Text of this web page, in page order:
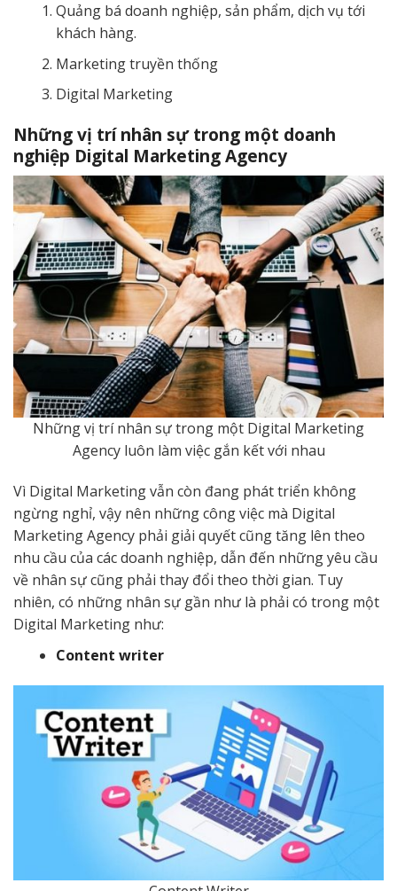
Quảng bá doanh nghiệp, sản phẩm, dịch vụ tới
khách hàng.
Marketing truyền thống
Digital Marketing
Những vị trí nhân sự trong một doanh
nghiệp Digital Marketing Agency
Những vị trí nhân sự trong một Digital Marketing
Agency luôn làm việc gắn kết với nhau
Vì Digital Marketing vẫn còn đang phát triển không
ngừng nghỉ, vậy nên những công việc mà Digital
Marketing Agency phải giải quyết cũng tăng lên theo
nhu cầu của các doanh nghiệp, dẫn đến những yêu cầu
về nhân sự cũng phải thay đổi theo thời gian. Tuy
nhiên, có những nhân sự gần như là phải có trong một
Digital Marketing như:
Content writer